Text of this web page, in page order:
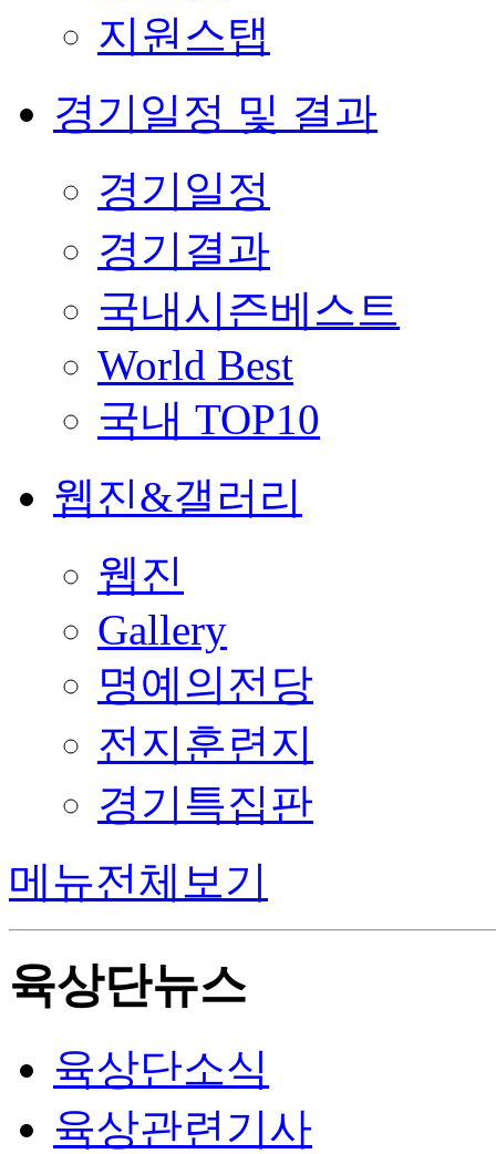
지원스탭
경기일정 및 결과
경기일정
경기결과
국내시즌베스트
World Best
국내 TOP10
웹진&갤러리
웹진
Gallery
명예의전당
전지훈련지
경기특집판
메뉴전체보기
육상단뉴스
육상단소식
육상관련기사